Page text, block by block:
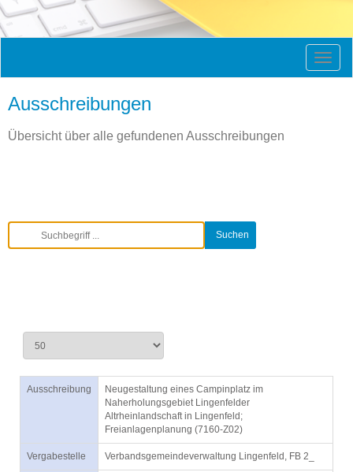
Ausschreibungen
Übersicht über alle gefundenen Ausschreibungen
Ausschreibung
Neugestaltung eines Campinplatz im
Naherholungsgebiet Lingenfelder
Altrheinlandschaft in Lingenfeld;
Freianlagenplanung (7160-Z02)
Vergabestelle Verbandsgemeindeverwaltung Lingenfeld, FB 2_